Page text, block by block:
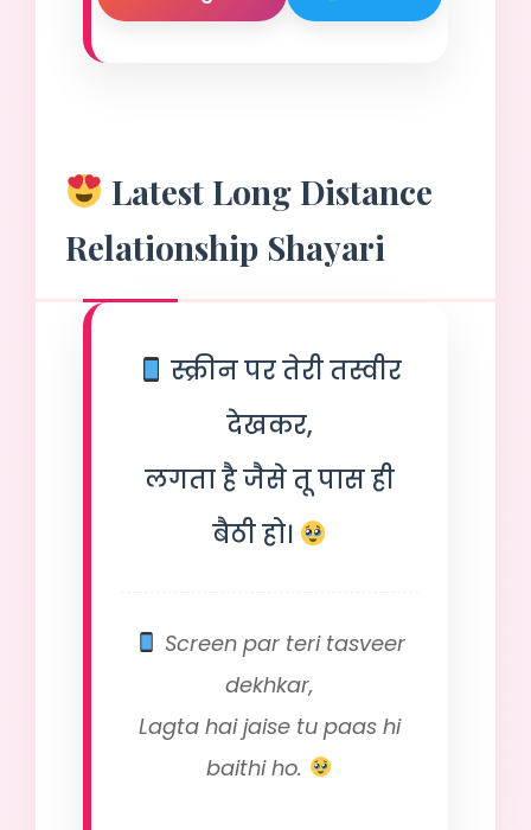
Latest Long Distance
Relationship Shayari
स्क्रीन पर तेरी तस्वीर
देखकर,
लगता है जैसे तू पास ही
बैठी हो।
Screen par teri tasveer
dekhkar,
Lagta hai jaise tu paas hi
baithi ho.